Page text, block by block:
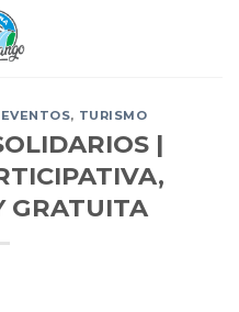
EVENTOS, TURISMO
|
GRATUITA